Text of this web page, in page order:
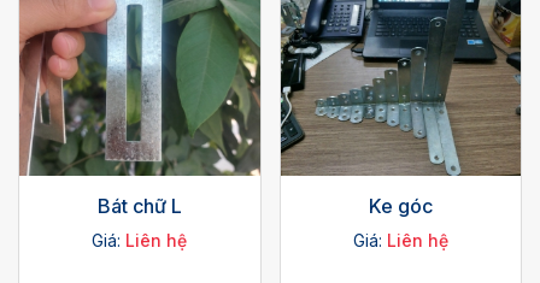
Bát chữ L
Giá: Liên hệ
Ke góc
Giá: Liên hệ